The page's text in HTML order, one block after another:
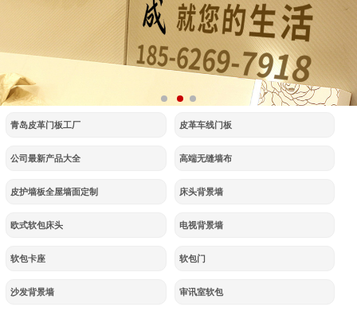
青岛皮革门板工厂 皮革车线门板
公司最新产品大全 高端无缝墙布
皮护墙板全屋墙面定制 床头背景墙
欧式软包床头 电视背景墙
软包卡座 软包门
沙发背景墙 审讯室软包